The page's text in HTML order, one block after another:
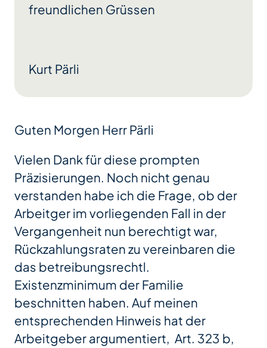
freundlichen Grüssen
Kurt Pärli
Guten Morgen Herr Pärli
Vielen Dank für diese prompten
Präzisierungen. Noch nicht genau
verstanden habe ich die Frage, ob der
Arbeitger im vorliegenden Fall in der
Vergangenheit nun berechtigt war,
Rückzahlungsraten zu vereinbaren die
das betreibungsrechtl.
Existenzminimum der Familie
beschnitten haben. Auf meinen
entsprechenden Hinweis hat der
Arbeitgeber argumentiert, Art. 323 b,